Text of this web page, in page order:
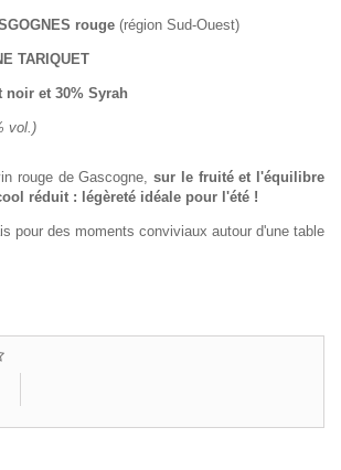
rouge (région Sud-Ouest)
TARIQUET
noir et 30% Syrah
vol.)
rouge de Gascogne, sur le fruité et l'équilibre
réduit : légèreté idéale pour l'été !
pour des moments conviviaux autour d'une table